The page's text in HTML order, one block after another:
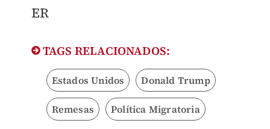
ER
TAGS RELACIONADOS:
Estados Unidos Donald Trump
Remesas Política Migratoria